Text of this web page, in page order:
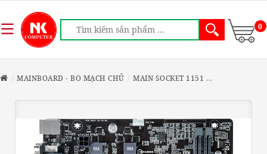
0
MAINBOARD - BO MẠCH CHỦ MAIN SOCKET 1151